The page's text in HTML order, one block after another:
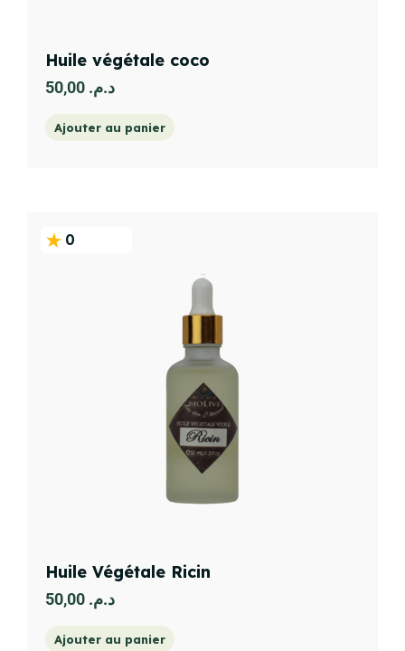
Huile végétale coco
د.م.
Ajouter au panier
0
Huile Végétale Ricin
د.م.
Ajouter au panier